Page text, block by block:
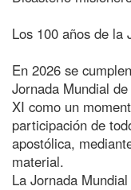
Los 100 años de la
En 2026 se
Jornada Mundial
XI como un
participación de
apostólica,
material.
La Jornada